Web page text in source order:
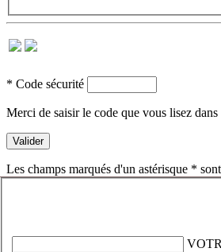
* Code sécurité
Merci de saisir le code que vous lisez dans
Les champs marqués d'un astérisque *